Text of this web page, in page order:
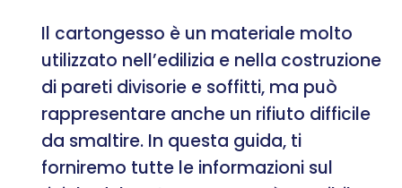
Il cartongesso è un materiale molto
utilizzato nell’edilizia e nella costruzione
di pareti divisorie e soffitti, ma può
rappresentare anche un rifiuto difficile
da smaltire. In questa guida, ti
forniremo tutte le informazioni sul